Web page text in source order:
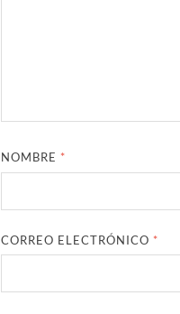
NOMBRE *
CORREO ELECTRÓNICO *